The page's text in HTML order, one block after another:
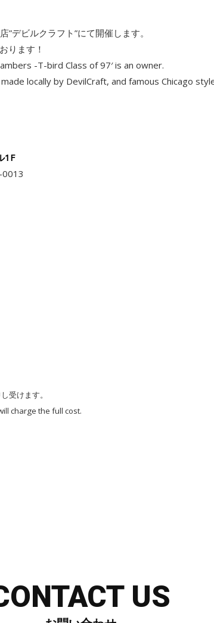
デビルクラフト”にて開催します。
ります！
-T-bird Class of 97′ is an owner.
locally by DevilCraft, and famous Chicago
1F
受けます。
charge the full cost.
US